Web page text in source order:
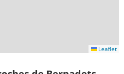
Leaflet